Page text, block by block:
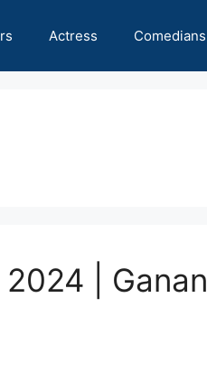
Actress Comedians
|